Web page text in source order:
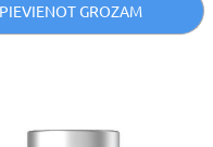
PIEVIENOT GROZAM